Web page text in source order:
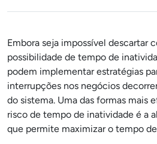
Embora seja impossível descartar
possibilidade de tempo de
podem implementar estratégias
interrupções nos negócios
do sistema. Uma das formas mais
risco de tempo de inatividade é a
que permite maximizar o tempo